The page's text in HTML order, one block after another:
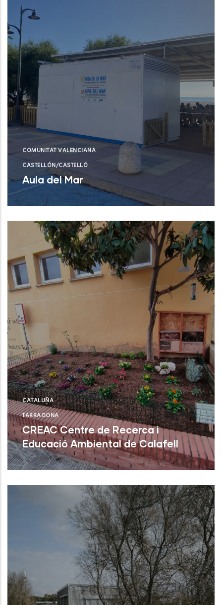
COMUNITAT VALENCIANA
CASTELLÓN/CASTELLÓ
Aula del Mar
Xilxes (Castelló/Castellón)
CATALUÑA
TARRAGONA
CREAC Centre de Recerca i
Educació Ambiental de Calafell
Calafell (Tarragona)